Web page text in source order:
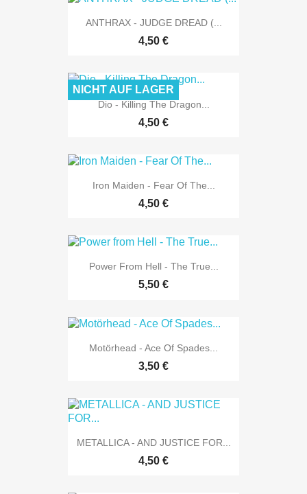
ANTHRAX - JUDGE DREAD (...
4,50 €
Dio - Killing The Dragon...
4,50 €
NICHT AUF LAGER
Iron Maiden - Fear Of The...
4,50 €
Power From Hell - The True...
5,50 €
Motörhead - Ace Of Spades...
3,50 €
METALLICA - AND JUSTICE FOR...
4,50 €